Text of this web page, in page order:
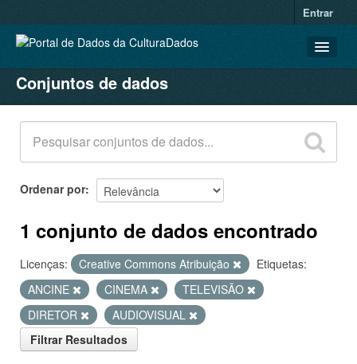
Entrar
CONJUNTOS DE DADOS
ORGANIZAÇÕES
GRUPOS
SOBRE
Conjuntos de dados
Ordenar por
1 conjunto de dados encontrado
Licenças: Creative Commons Atribuição
Etiquetas:
ANCINE
CINEMA
TELEVISÃO
DIRETOR
AUDIOVISUAL
Filtrar Resultados